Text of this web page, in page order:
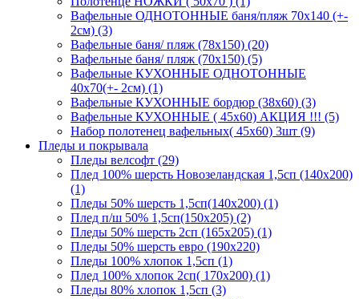
Вафельные ОДНОТОННЫЕ баня/пляж 70х140 (+-
2см) (3)
Вафельные баня/ пляж (78х150) (20)
Вафельные баня/ пляж (70х150) (5)
Вафельные КУХОННЫЕ ОДНОТОННЫЕ
40х70(+- 2см) (1)
Вафельные КУХОННЫЕ бордюр (38х60) (3)
Вафельные КУХОННЫЕ ( 45х60) АКЦИЯ !!! (5)
Набор полотенец вафельных( 45х60) 3шт (9)
Пледы и покрывала
Пледы велсофт (29)
Плед 100% шерсть Новозеландская 1,5сп (140х200)
(1)
Пледы 50% шерсть 1,5сп(140х200) (1)
Плед п/ш 50% 1,5сп(150х205) (2)
Пледы 50% шерсть 2сп (165х205) (1)
Пледы 50% шерсть евро (190х220)
Пледы 100% хлопок 1,5сп (1)
Плед 100% хлопок 2сп( 170х200) (1)
Пледы 80% хлопок 1,5сп (3)